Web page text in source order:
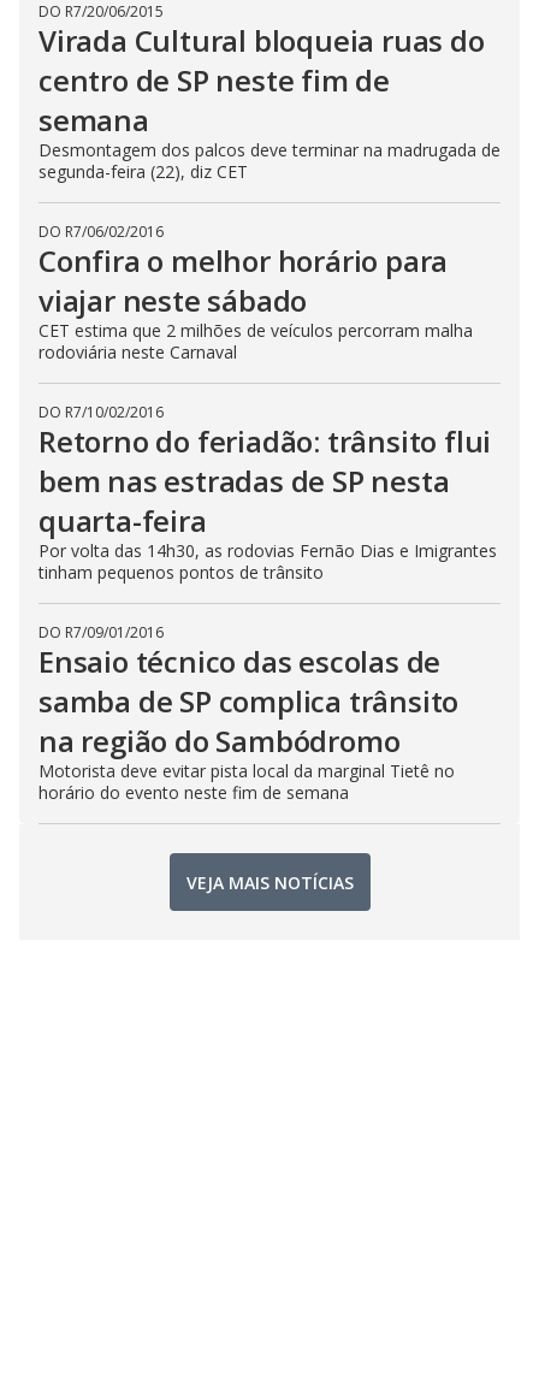
DO R7/20/06/2015
Virada Cultural bloqueia ruas do
centro de SP neste fim de
semana
Desmontagem dos palcos deve terminar na madrugada de
segunda-feira (22), diz CET
DO R7/06/02/2016
Confira o melhor horário para
viajar neste sábado
CET estima que 2 milhões de veículos percorram malha
rodoviária neste Carnaval
DO R7/10/02/2016
Retorno do feriadão: trânsito flui
bem nas estradas de SP nesta
quarta-feira
Por volta das 14h30, as rodovias Fernão Dias e Imigrantes
tinham pequenos pontos de trânsito
DO R7/09/01/2016
Ensaio técnico das escolas de
samba de SP complica trânsito
na região do Sambódromo
Motorista deve evitar pista local da marginal Tietê no
horário do evento neste fim de semana
VEJA MAIS NOTÍCIAS